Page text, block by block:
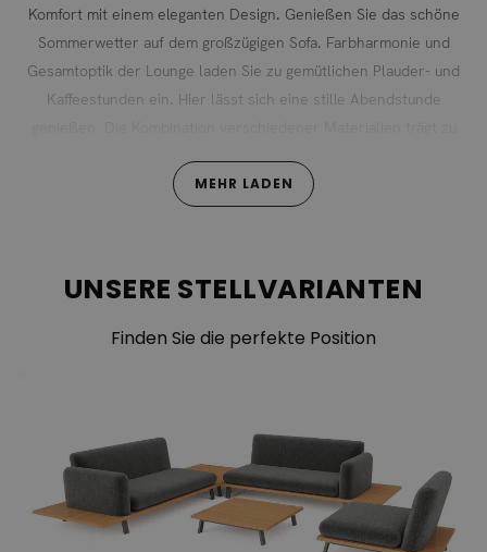
Komfort mit einem eleganten Design. Genießen Sie das schöne
Sommerwetter auf dem großzügigen Sofa. Farbharmonie und
Gesamtoptik der Lounge laden Sie zu gemütlichen Plauder- und
Kaffeestunden ein. Hier lässt sich eine stille Abendstunde
gehalten und die Sitz- und Rückenkissen mit dunkel grauen Stoff
bezogen, der für den Außenbereich perfekt geeignet ist. Ethna
Der Bezug des Lounge Möbel Sets besteht aus Polyacryl,
während das Füllmaterial der Auflage aus Schaumstoff
besteht.
MEHR LADEN
UNSERE STELLVARIANTEN
Finden Sie die perfekte Position